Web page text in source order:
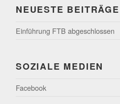
NEUESTE BEITRÄGE
Einführung FTB abgeschlossen
SOZIALE MEDIEN
Facebook